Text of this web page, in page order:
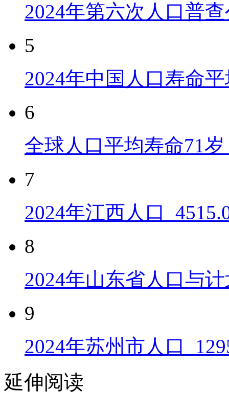
2024年第六次人口普
5
2024年中国人口寿命
6
全球人口平均寿命71
7
2024年江西人口
8
2024年山东省人口与
9
2024年苏州市人口
延伸阅读